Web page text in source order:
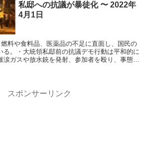
私邸への抗議が暴徒化 〜 2022年
4月1日
燃料や食料品、医薬品の不足に直面し、国民の
る。・大統領私邸前の抗議デモ行動は平和的に
涙ガスや放水銃を発射、参加者を殴り、事態は
スポンサーリンク